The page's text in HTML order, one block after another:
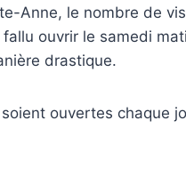
Anne, le nombre de
ouvrir le samedi
drastique.
ouvertes chaque